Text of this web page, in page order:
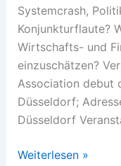
Systemcrash,
Konjunkturflaute?
Wirtschafts- und
einzuschätzen?
Association debut
Düsseldorf;
Düsseldorf
Vorträge
Weiterlesen »